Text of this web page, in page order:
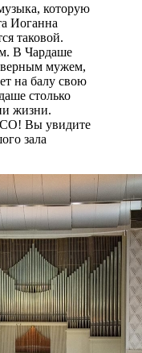
которую
Иоганна
таковой.
В Чардаше
мужем,
на балу свою
столько
жизни.
Вы увидите
зала